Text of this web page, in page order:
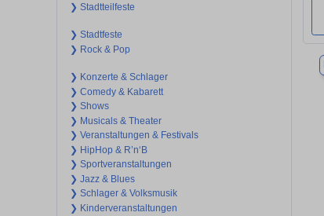
❯ Stadtteilfeste
❯ Stadtfeste
❯ Rock & Pop
❯ Konzerte & Schlager
❯ Comedy & Kabarett
❯ Shows
❯ Musicals & Theater
❯ Veranstaltungen & Festivals
❯ HipHop & R’n‘B
❯ Sportveranstaltungen
❯ Jazz & Blues
❯ Schlager & Volksmusik
❯ Kinderveranstaltungen